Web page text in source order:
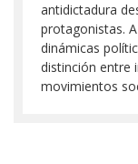
antidictadura
protagonistas.
dinámicas
distinción entre
movimientos